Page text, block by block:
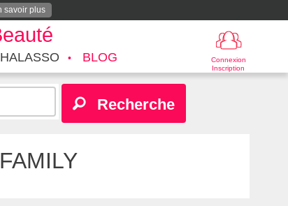
savoir plus
Connexion
Inscription
BLOG
Recherche